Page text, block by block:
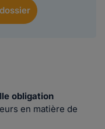
obligation
en matière de